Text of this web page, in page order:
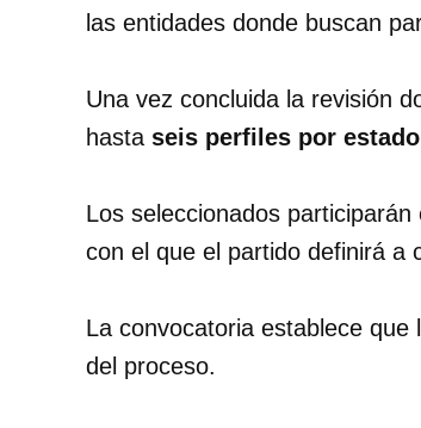
las entidades donde buscan
Una vez concluida la revisión
hasta seis perfiles por estado
Los seleccionados participarán
con el que el partido definirá a
La convocatoria establece
del proceso.